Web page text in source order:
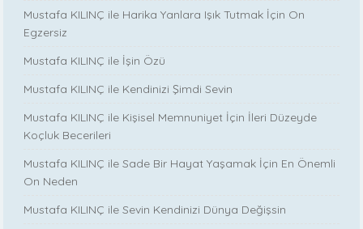
Mustafa KILINÇ ile Harika Yanlara Işık Tutmak İçin On
Egzersiz
Mustafa KILINÇ ile İşin Özü
Mustafa KILINÇ ile Kendinizi Şimdi Sevin
Mustafa KILINÇ ile Kişisel Memnuniyet İçin İleri Düzeyde
Koçluk Becerileri
Mustafa KILINÇ ile Sade Bir Hayat Yaşamak İçin En Önemli
On Neden
Mustafa KILINÇ ile Sevin Kendinizi Dünya Değişsin